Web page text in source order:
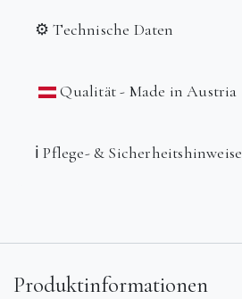
⚙️ Technische Daten
Qualität - Made in Austria
ℹ️ Pflege- & Sicherheitshinweise
Produktinformationen